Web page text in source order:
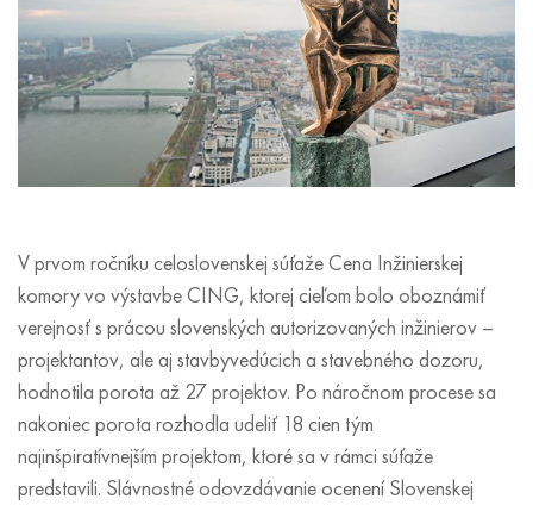
V prvom ročníku celoslovenskej súťaže Cena Inžinierskej
komory vo výstavbe CING, ktorej cieľom bolo oboznámiť
verejnosť s prácou slovenských autorizovaných inžinierov –
projektantov, ale aj stavbyvedúcich a stavebného dozoru,
hodnotila porota až 27 projektov. Po náročnom procese sa
nakoniec porota rozhodla udeliť 18 cien tým
najinšpiratívnejším projektom, ktoré sa v rámci súťaže
predstavili. Slávnostné odovzdávanie ocenení Slovenskej